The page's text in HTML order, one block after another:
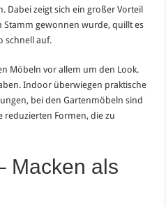
Dabei zeigt sich ein großer Vorteil
Stamm gewonnen wurde, quillt es
schnell auf.
Möbeln vor allem um den Look.
Indoor überwiegen praktische
bei den Gartenmöbeln sind
reduzierten Formen, die zu
Macken als